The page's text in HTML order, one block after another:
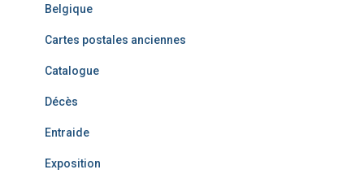
Belgique
Cartes postales anciennes
Catalogue
Décès
Entraide
Exposition